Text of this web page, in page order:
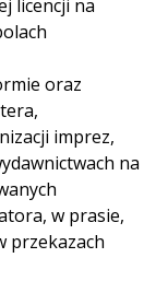
licencji na
oraz
imprez,
na
w prasie,
przekazach